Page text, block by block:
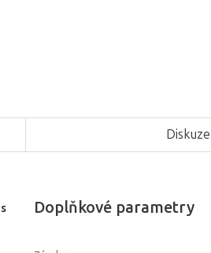
Diskuze
s
Doplňkové parametry